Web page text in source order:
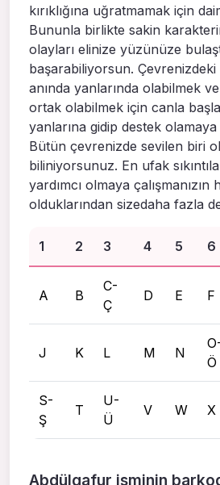
kırıklığına uğratmamak için
Bununla birlikte sakin
olayları elinize yüzünüze
başarabiliyorsun.
anında yanlarında olabilmek
ortak olabilmek için canla
yanlarına gidip destek olamaya
Bütün çevrenizde sevilen biri
biliniyorsunuz. En ufak
yardımcı olmaya çalışmanızın
olduklarından sizedaha fazla
1 2 3 4 5 6
A B
C-
Ç
D E F
J K L M N
Ö
S-
Ş
T
U-
Ü
V W X
Abdülgafur isminin barkod